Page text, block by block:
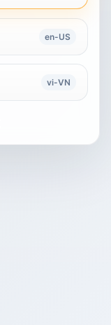
en-US
vi-VN